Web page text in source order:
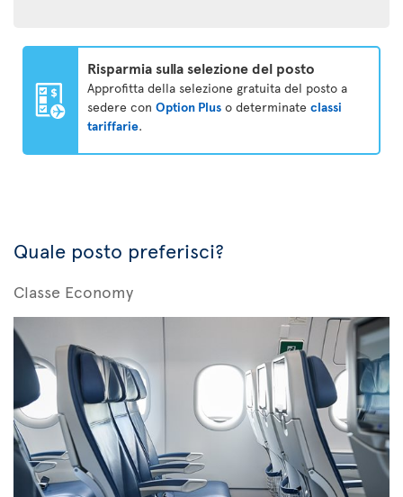
Risparmia sulla selezione del posto
Approfitta della selezione gratuita del posto a
sedere con Option Plus o determinate classi
tariffarie.
Quale posto preferisci?
Classe Economy